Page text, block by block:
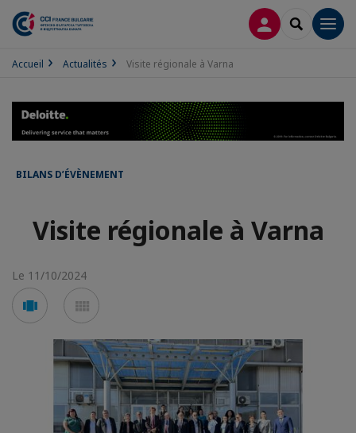
CONNEXION
Accueil Actualités Visite régionale à Varna
BILANS D’ÉVÈNEMENT
Visite régionale à Varna
Le 11/10/2024
Voir
en
carousel
en
mosaïque